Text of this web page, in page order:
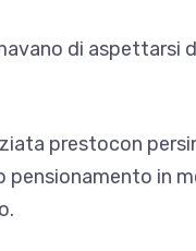
di aspettarsi
prestocon
pensionamento in